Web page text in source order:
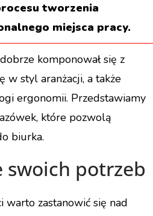
tworzenia
miejsca pracy.
komponował się z
w styl aranżacji, a także
ergonomii. Przedstawiamy
które pozwolą
biurka.
swoich potrzeb
zastanowić się nad